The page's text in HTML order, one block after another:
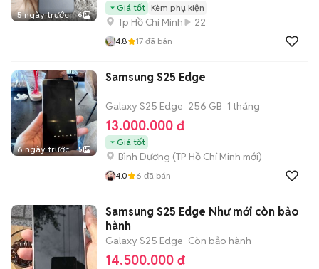
5 ngày trước 6
Giá tốt Kèm phụ kiện
Tp Hồ Chí Minh 22
4.8 17 đã bán
6 ngày trước 5
Samsung S25 Edge
Galaxy S25 Edge 256 GB 1 tháng
13.000.000 đ
Giá tốt
Bình Dương (TP Hồ Chí Minh mới)
4.0 6 đã bán
Samsung S25 Edge Như mới còn bảo
hành
Galaxy S25 Edge Còn bảo hành
14.500.000 đ